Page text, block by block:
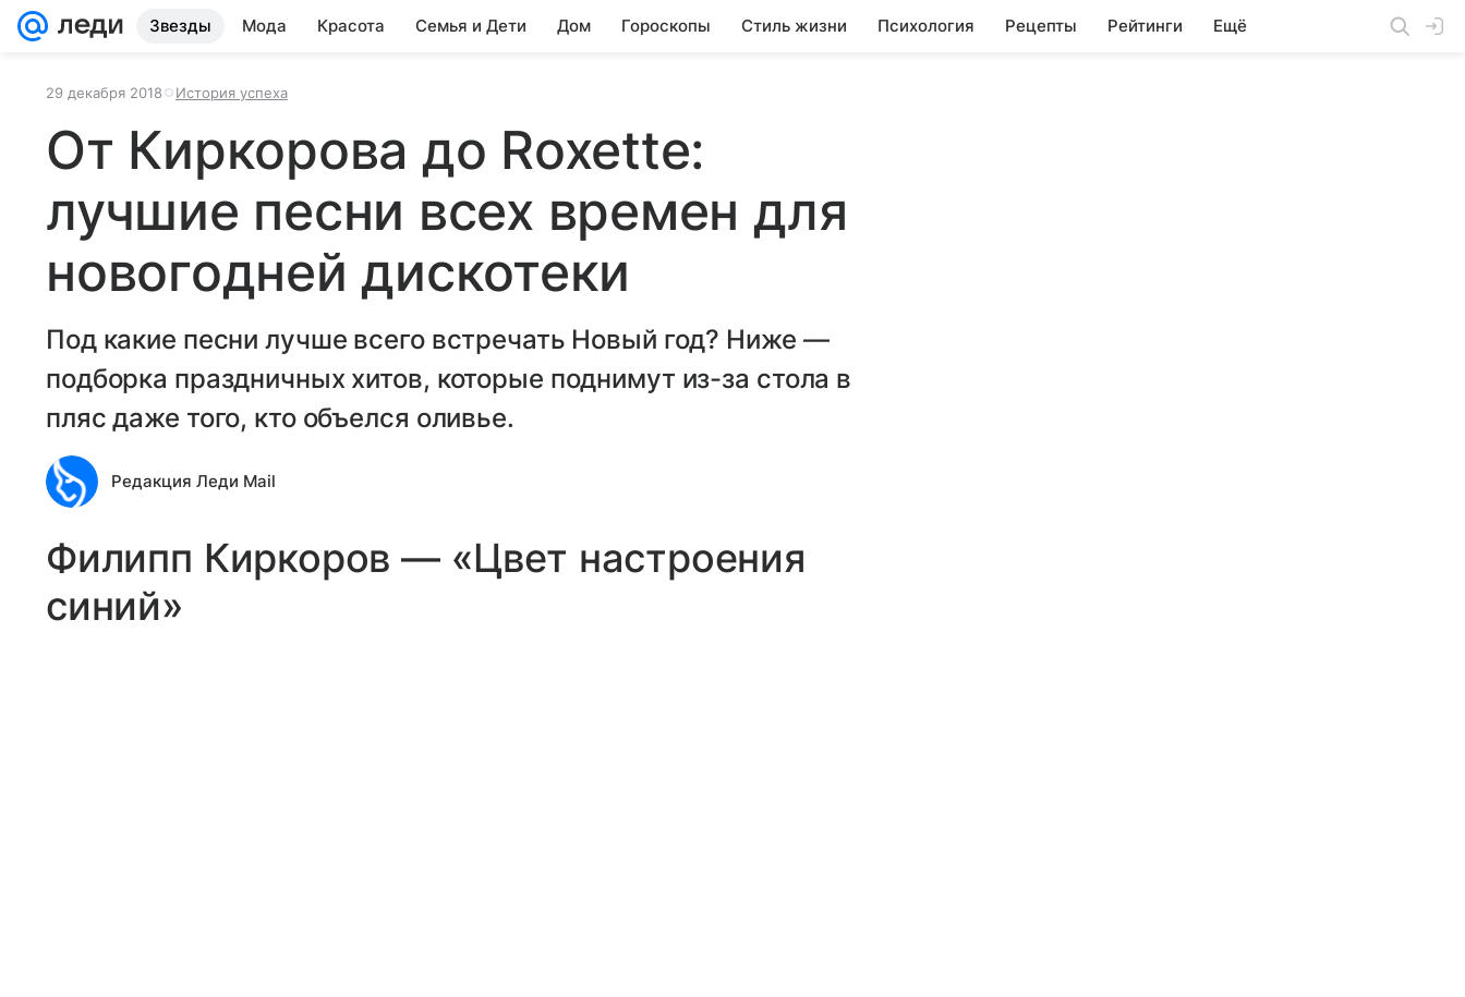
Звезды Мода Красота Семья и Дети Дом Гороскопы Стиль жизни Психология Рецепты Рейтинги Ещё
29 декабря 2018 История успеха
От Киркорова до Roxette:
лучшие песни всех времен для
новогодней дискотеки
Под какие песни лучше всего встречать Новый год? Ниже —
подборка праздничных хитов, которые поднимут из-за стола в
пляс даже того, кто объелся оливье.
Редакция Леди Mail
Филипп Киркоров — «Цвет настроения
синий»